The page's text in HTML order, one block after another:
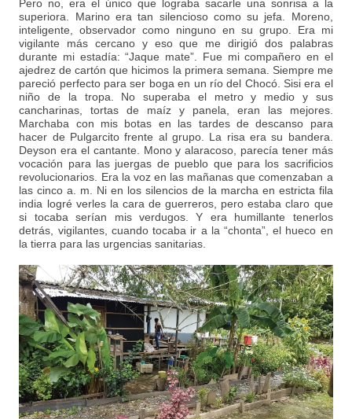
Pero no, era el único que lograba sacarle una sonrisa a la
superiora. Marino era tan silencioso como su jefa. Moreno,
inteligente, observador como ninguno en su grupo. Era mi
vigilante más cercano y eso que me dirigió dos palabras
durante mi estadía: “Jaque mate”. Fue mi compañero en el
ajedrez de cartón que hicimos la primera semana. Siempre me
pareció perfecto para ser boga en un río del Chocó. Sisi era el
niño de la tropa. No superaba el metro y medio y sus
cancharinas, tortas de maíz y panela, eran las mejores.
Marchaba con mis botas en las tardes de descanso para
hacer de Pulgarcito frente al grupo. La risa era su bandera.
Deyson era el cantante. Mono y alaracoso, parecía tener más
vocación para las juergas de pueblo que para los sacrificios
revolucionarios. Era la voz en las mañanas que comenzaban a
las cinco a. m. Ni en los silencios de la marcha en estricta fila
india logré verles la cara de guerreros, pero estaba claro que
si tocaba serían mis verdugos. Y era humillante tenerlos
detrás, vigilantes, cuando tocaba ir a la “chonta”, el hueco en
la tierra para las urgencias sanitarias.